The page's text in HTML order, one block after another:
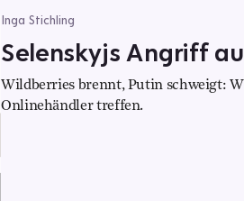
Inga Stichling
Selenskyjs Angriff
Wildberries brennt, Putin schweigt:
Onlinehändler treffen.